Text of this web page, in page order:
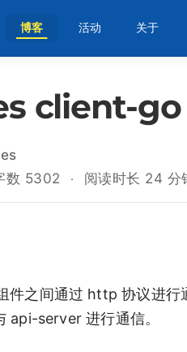
博客 活动 关于
client-go
数 5302 阅读时长 24 分
件之间通过 http 协议进
api-server 进行通信。